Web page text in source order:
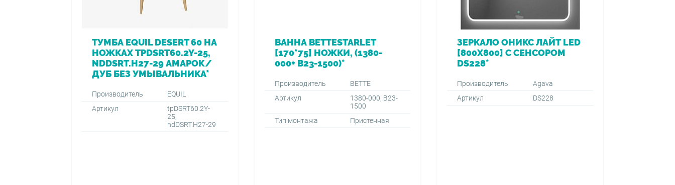
ТУМБА EQUIL DESERT 60 НА
НОЖКАХ TPDSRT60.2Y-25,
NDDSRT.H27-29 АМАРОК/
ДУБ БЕЗ УМЫВАЛЬНИКА*
Производитель
EQUIL
Артикул
tpDSRT60.2Y-
25,
ndDSRT.H27-29
ВАННА BETTESTARLET
[170*75] НОЖКИ, (1380-
000+ B23-1500)*
Производитель
BETTE
Артикул
1380-000, B23-
1500
Тип монтажа
Пристенная
ЗЕРКАЛО ОНИКС ЛАЙТ LED
[800Х800] С СЕНСОРОМ
DS228*
Производитель
Agava
Артикул
DS228